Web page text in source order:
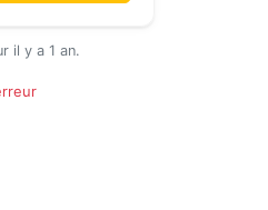
il y a 1 an.